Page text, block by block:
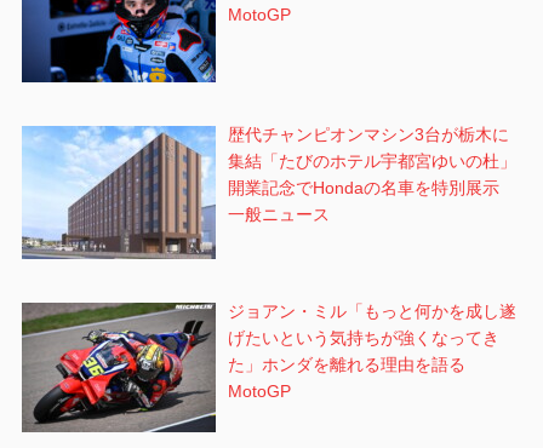
MotoGP
歴代チャンピオンマシン3台が栃木に
集結「たびのホテル宇都宮ゆいの杜」
開業記念でHondaの名車を特別展示
一般ニュース
ジョアン・ミル「もっと何かを成し遂
げたいという気持ちが強くなってき
た」ホンダを離れる理由を語る
MotoGP